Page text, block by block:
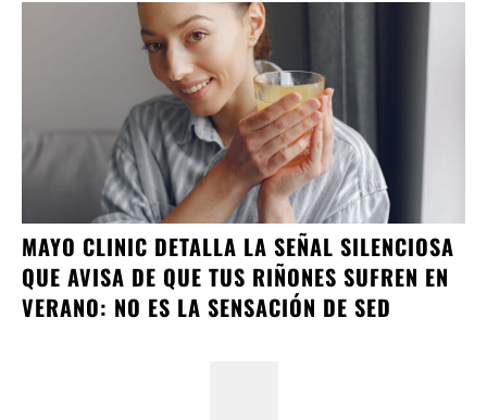
MAYO CLINIC DETALLA LA SEÑAL SILENCIOSA
QUE AVISA DE QUE TUS RIÑONES SUFREN EN
VERANO: NO ES LA SENSACIÓN DE SED